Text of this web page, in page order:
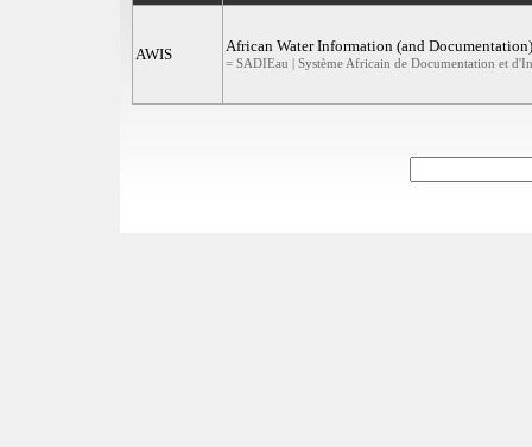
AWIS African Water Information (and
= SADIEau | Système Africain de Documentation et